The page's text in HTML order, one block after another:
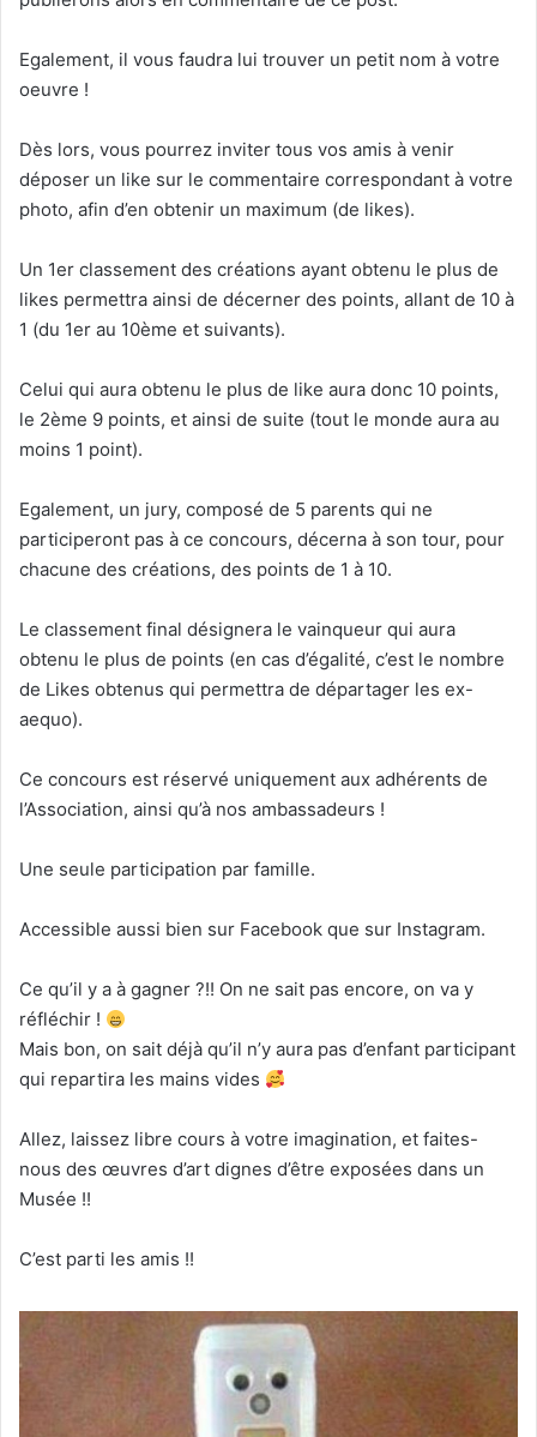
Egalement, il vous faudra lui trouver un petit nom à votre
oeuvre !
Dès lors, vous pourrez inviter tous vos amis à venir
déposer un like sur le commentaire correspondant à votre
photo, afin d’en obtenir un maximum (de likes).
Un 1er classement des créations ayant obtenu le plus de
likes permettra ainsi de décerner des points, allant de 10 à
1 (du 1er au 10ème et suivants).
Celui qui aura obtenu le plus de like aura donc 10 points,
le 2ème 9 points, et ainsi de suite (tout le monde aura au
moins 1 point).
Egalement, un jury, composé de 5 parents qui ne
participeront pas à ce concours, décerna à son tour, pour
chacune des créations, des points de 1 à 10.
Le classement final désignera le vainqueur qui aura
obtenu le plus de points (en cas d’égalité, c’est le nombre
de Likes obtenus qui permettra de départager les ex-
aequo).
Ce concours est réservé uniquement aux adhérents de
l’Association, ainsi qu’à nos ambassadeurs !
Une seule participation par famille.
Accessible aussi bien sur Facebook que sur Instagram.
Ce qu’il y a à gagner ?!! On ne sait pas encore, on va y
réfléchir !
Mais bon, on sait déjà qu’il n’y aura pas d’enfant participant
qui repartira les mains vides
Allez, laissez libre cours à votre imagination, et faites-
nous des œuvres d’art dignes d’être exposées dans un
Musée !!
C’est parti les amis !!